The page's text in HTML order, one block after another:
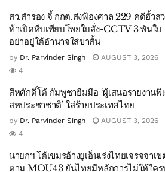
สว.สำรอง จี้ กกต.ส่งฟ้องศาล 229 คดีฮั้วส
ท้าเปิดหีบเทียบโพยใบสั่ง-CCTV 3 พันใบ
อย่าอยู่ใต้อำนาจใส่ขาสั้น
by Dr. Parvinder Singh AUGUST 3, 2026
4
สีหศักดิ์โต้ กัมพูชายืมมือ ‘ผู้เสนอรายงานพิ
สหประชาชาติ’ ใส่ร้ายประเทศไทย
by Dr. Parvinder Singh AUGUST 3, 2026
4
นายกฯ โต้เขมรอ้างยูเอ็นเร่งไทยเจรจจาเ
ตาม MOU43 ยันไทยมีหลักการไม่ให้ใคร